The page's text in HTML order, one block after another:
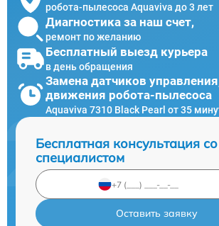
робота-пылесоса Aquaviva до 3 лет
Диагностика за наш счет,
ремонт по желанию
Бесплатный выезд курьера
в день обращения
Замена датчиков
движения робота-пылесоса
Aquaviva 7310 Black Pearl от 35
Бесплатная консультация со
специалистом
Оставить заявку